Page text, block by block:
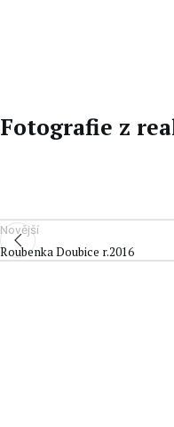
Fotografie z
Novější
Roubenka Doubice r.2016